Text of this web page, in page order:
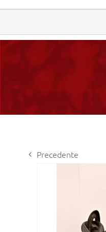
Precedente